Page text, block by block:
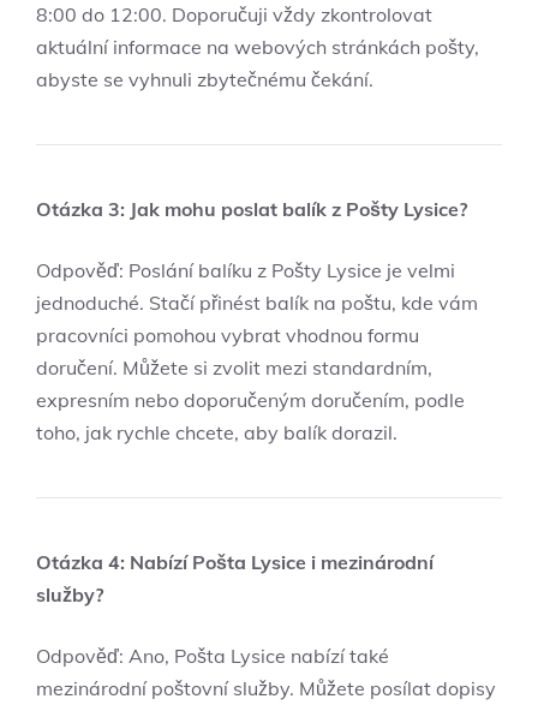
8:00 do 12:00. Doporučuji vždy zkontrolovat
aktuální informace na webových stránkách pošty,
abyste se vyhnuli zbytečnému čekání.
Otázka 3: Jak mohu poslat balík z Pošty Lysice?
Odpověď: Poslání balíku z Pošty Lysice je velmi
jednoduché. Stačí přinést balík na poštu, kde vám
pracovníci pomohou vybrat vhodnou formu
doručení. Můžete si zvolit mezi standardním,
expresním nebo doporučeným doručením, podle
toho, jak rychle chcete, aby balík dorazil.
Otázka 4: Nabízí Pošta Lysice i mezinárodní
služby?
Odpověď: Ano, Pošta Lysice nabízí také
mezinárodní poštovní služby. Můžete posílat dopisy